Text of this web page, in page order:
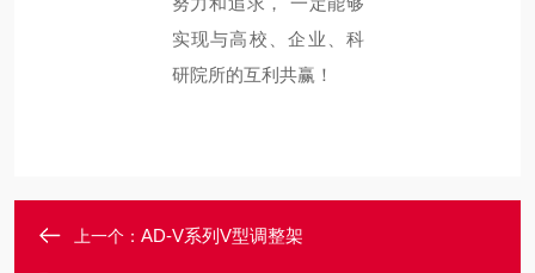
实现与高校、企业、科
研院所的互利共赢！
上一个： AD-V系列V型调整架